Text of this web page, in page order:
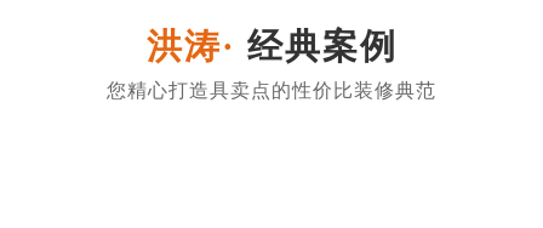
经典案例